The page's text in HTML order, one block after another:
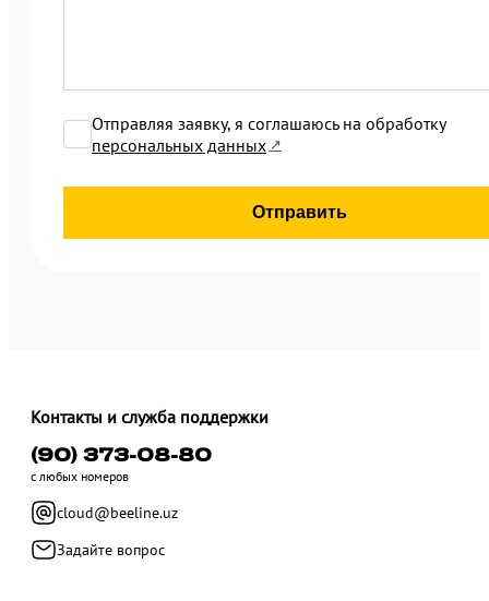
Отправляя заявку, я соглашаюсь на обработку
персональных данных
Отправить
Контакты и служба поддержки
(90) 373-08-80
с любых номеров
cloud@beeline.uz
Задайте вопрос